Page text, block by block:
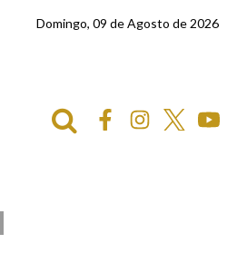
Domingo, 09 de Agosto de 2026